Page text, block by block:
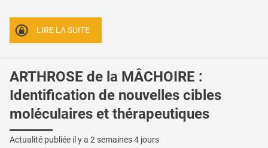
LIRE LA SUITE
ARTHROSE de la MÂCHOIRE :
Identification de nouvelles cibles
moléculaires et thérapeutiques
Actualité publiée il y a 2 semaines 4 jours